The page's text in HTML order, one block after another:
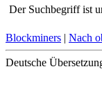
Der Suchbegriff ist
Blockminers | Nach
Deutsche